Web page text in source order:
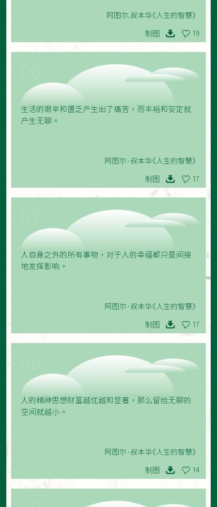
阿图尔.叔本华《人生的智慧》
制图 19
生活的艰辛和匮乏产生出了痛苦，而丰裕和安定就
产生无聊。
阿图尔·叔本华《人生的智慧》
制图 17
人自身之外的所有事物，对于人的幸福都只是间接
地发挥影响。
阿图尔·叔本华《人生的智慧》
制图 17
人的精神思想财富越优越和显著，那么留给无聊的
空间就越小。
阿图尔·叔本华《人生的智慧》
制图 14